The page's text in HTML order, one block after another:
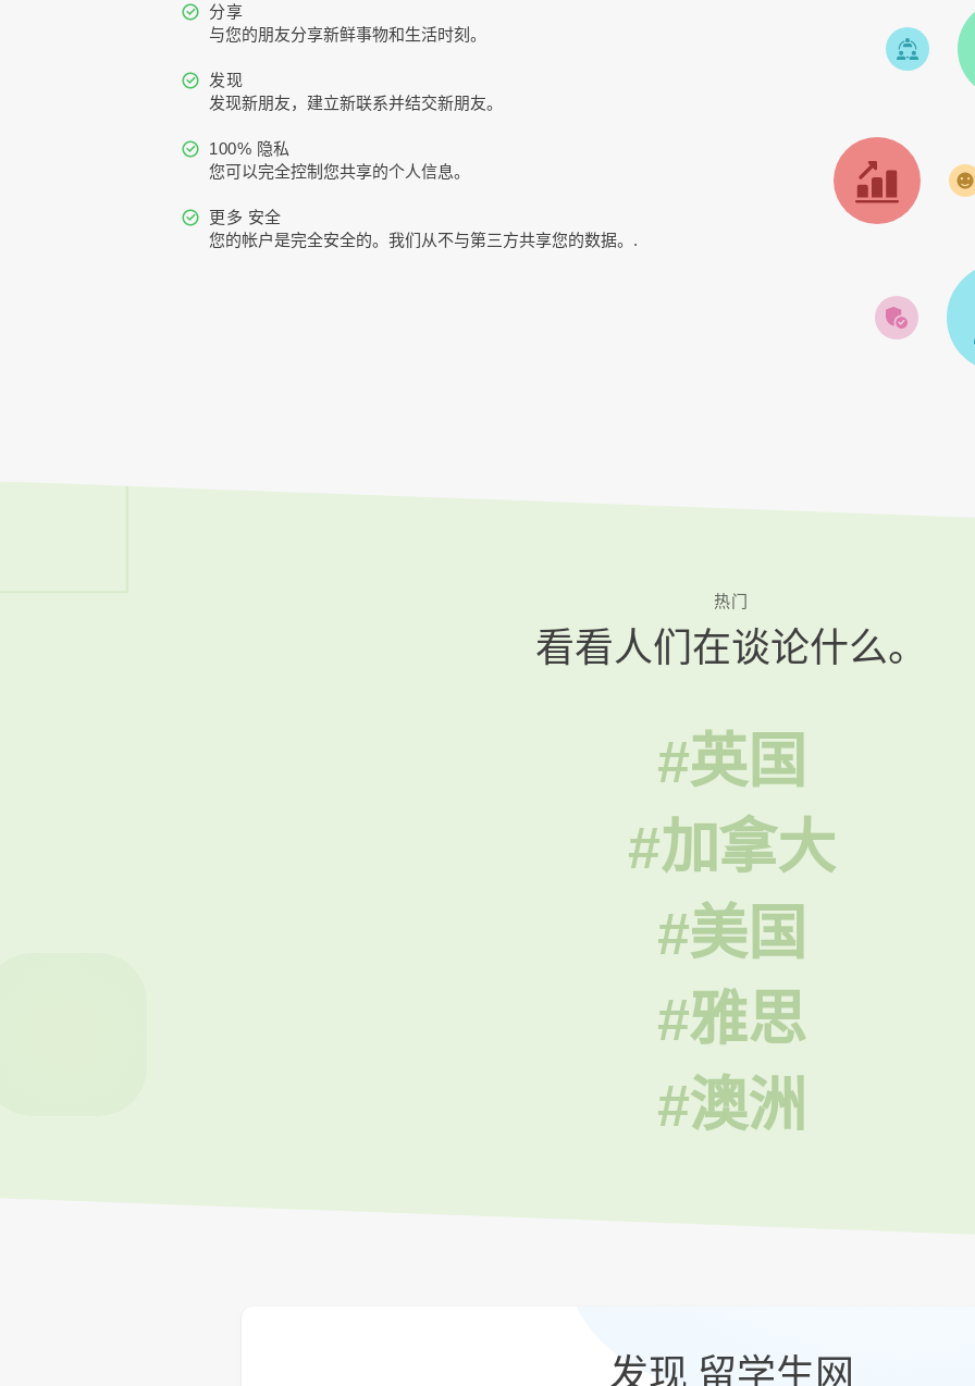
分享
与您的朋友分享新鲜事物和生活时刻。
发现
发现新朋友，建立新联系并结交新朋友。
100% 隐私
您可以完全控制您共享的个人信息。
更多 安全
您的帐户是完全安全的。我们从不与第三方共享您的数据。.
热门
看看人们在谈论什么。
#英国
#加拿大
#美国
#雅思
#澳洲
发现 留学生网